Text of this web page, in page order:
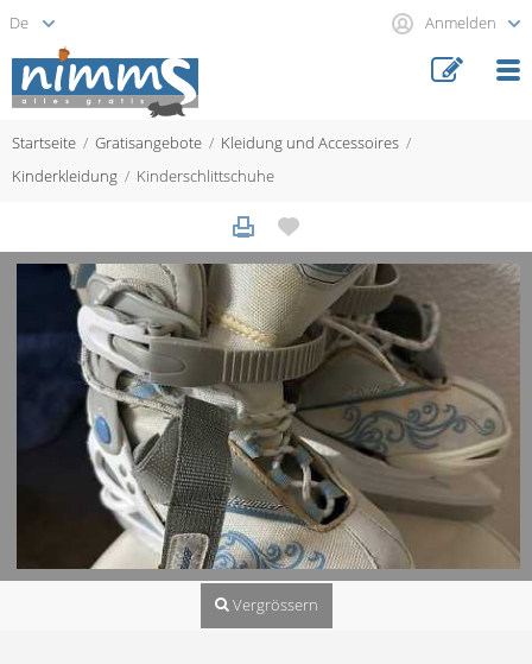
Anmelden
Startseite Gratisangebote
Kleidung und Accessoires
Kinderkleidung
Kinderschlittschuhe
Vergrössern